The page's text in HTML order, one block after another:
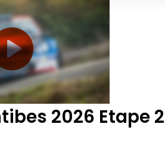
2026 Etape 2